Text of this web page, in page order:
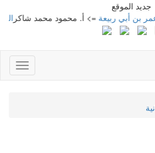
جديد الموقع
أبي ربيعة=> أ. محمود محمد شاكر